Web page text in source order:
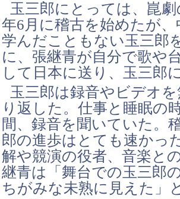
玉三郎にとっては、崑
年6月に稽古を始めたが
学んだこともない玉三郎
に、張継青が自分で歌や
して日本に送り、玉三郎
玉三郎は録音やビデオ
り返した。仕事と睡眠の
間、録音を聞いていた。
郎の進歩はとても速かっ
解や競演の役者、音楽と
継青は「舞台での玉三郎
ちがみな未熟に見えた」